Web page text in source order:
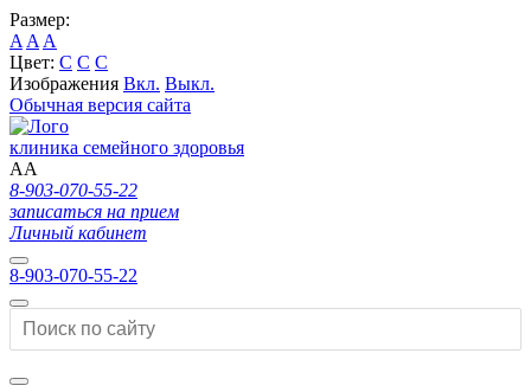
Размер:
A A A
Цвет: C C C
Изображения Вкл. Выкл.
Обычная версия сайта
клиника семейного здоровья
AA
8-903-070-55-22
записаться на прием
Личный кабинет
8-903-070-55-22